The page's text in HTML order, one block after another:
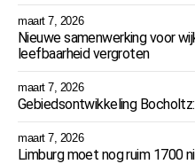
maart 7, 2026
Nieuwe samenwerking voor
leefbaarheid vergroten
maart 7, 2026
Gebiedsontwikkeling
maart 7, 2026
Limburg moet nog ruim 1700